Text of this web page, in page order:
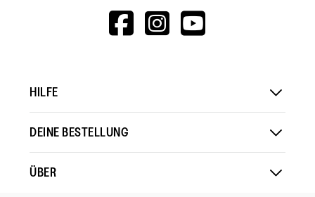
HTTPS://
HTTPS://
HILFE
DEINE BESTELLUNG
ÜBER